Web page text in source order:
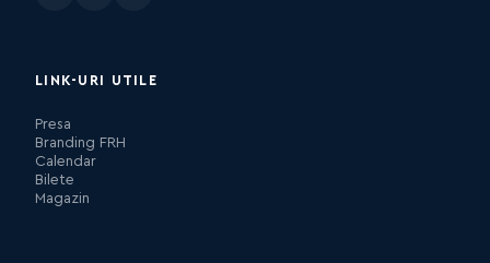
LINK-URI UTILE
Presa
Branding FRH
Calendar
Bilete
Magazin